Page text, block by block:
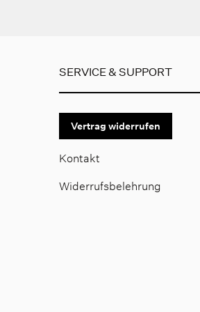
SERVICE & SUPPORT
Vertrag widerrufen
Kontakt
Widerrufsbelehrung